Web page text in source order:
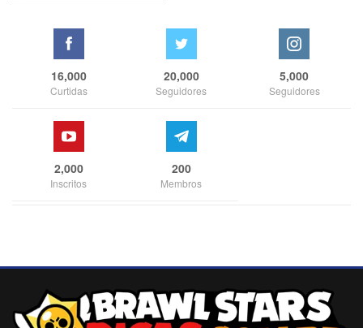
16,000
Curtidas
20,000
Seguidores
5,000
Seguidores
2,000
Inscritos
200
Membros